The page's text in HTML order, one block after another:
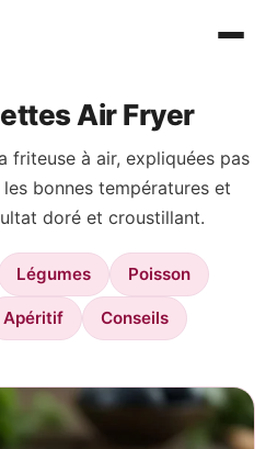
Air Fryer
friteuse à air, expliquées pas
bonnes températures et
doré et croustillant.
Légumes Poisson
Apéritif Conseils